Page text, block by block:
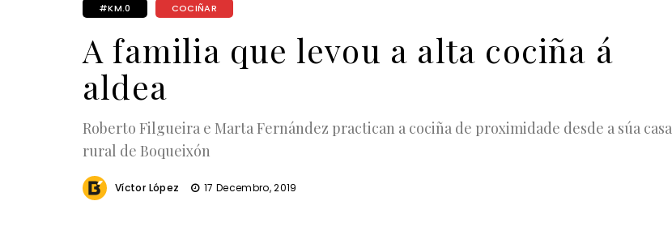
#KM.0 COCIÑAR
A familia que levou a alta cociña á
aldea
Roberto Filgueira e Marta Fernández practican a cociña de proximidade desde a súa casa
rural de Boqueixón
Víctor López 17 Decembro, 2019